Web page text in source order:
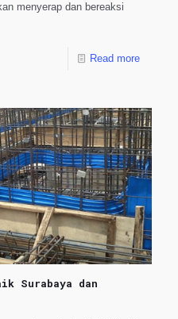
menyerap dan bereaksi
Read more
Surabaya dan